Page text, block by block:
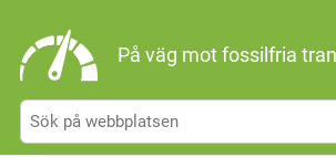
På väg mot fossilfria